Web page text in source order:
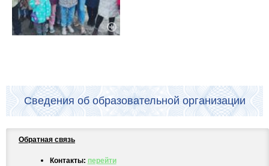
Сведения об образовательной организации
Обратная связь
Контакты: перейти